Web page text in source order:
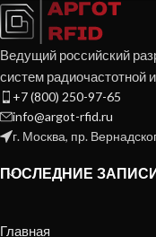
Ведущий российский
систем радиочастотной
+7 (800) 250-97-65
info@argot-rfid.ru
г. Москва, пр.
ПОСЛЕДНИЕ
Главная